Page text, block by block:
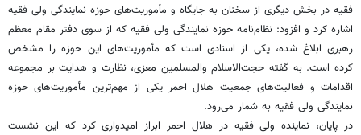
فقیه در بخش دیگری از سخنان به جایگاه و مأموریت‌های حوزه نمایندگی ولی فقیه
اشاره کرد و افزود: نظام‌نامه حوزه نمایندگی ولی فقیه که از سوی دفتر مقام معظم
رهبری ابلاغ شده، یکی از اسنادی است که مأموریت‌های این حوزه را مشخص
کرده است. به گفته حجت‌الاسلام والمسلمین معزی، نظارت و هدایت بر مجموعه
اقدامات و فعالیت‌های جمعیت هلال احمر یکی از مهم‌ترین مأموریت‌های حوزه
نمایندگی ولی فقیه به شمار می‌رود.
در پایان، نماینده ولی فقیه در هلال احمر ابراز امیدواری کرد که این نشست